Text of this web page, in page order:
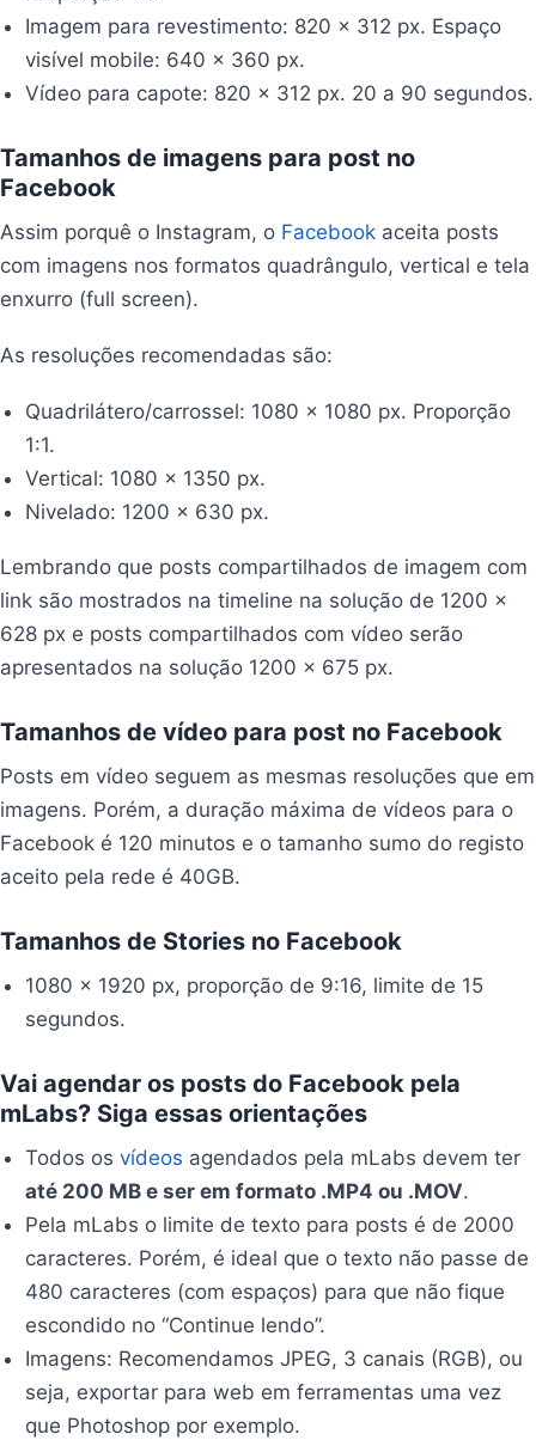
Imagem para revestimento: 820 x 312 px. Espaço
visível mobile: 640 x 360 px.
Vídeo para capote: 820 x 312 px. 20 a 90 segundos.
Tamanhos de imagens para post no
Facebook
Assim porquê o Instagram, o Facebook aceita posts
com imagens nos formatos quadrângulo, vertical e tela
enxurro (full screen).
As resoluções recomendadas são:
Quadrilátero/carrossel: 1080 x 1080 px. Proporção
1:1.
Vertical: 1080 x 1350 px.
Nivelado: 1200 x 630 px.
Lembrando que posts compartilhados de imagem com
link são mostrados na timeline na solução de 1200 x
628 px e posts compartilhados com vídeo serão
apresentados na solução 1200 x 675 px.
Tamanhos de vídeo para post no Facebook
Posts em vídeo seguem as mesmas resoluções que em
imagens. Porém, a duração máxima de vídeos para o
Facebook é 120 minutos e o tamanho sumo do registo
aceito pela rede é 40GB.
Tamanhos de Stories no Facebook
1080 x 1920 px, proporção de 9:16, limite de 15
segundos.
Vai agendar os posts do Facebook pela
mLabs? Siga essas orientações
Todos osvídeos agendados pela mLabs devem ter
até 200 MB e ser em formato .MP4 ou .MOV.
Pela mLabs o limite de texto para posts é de 2000
caracteres. Porém, é ideal que o texto não passe de
480 caracteres (com espaços) para que não fique
escondido no “Continue lendo”.
Imagens: Recomendamos JPEG, 3 canais (RGB), ou
seja, exportar para web em ferramentas uma vez
que Photoshop por exemplo.